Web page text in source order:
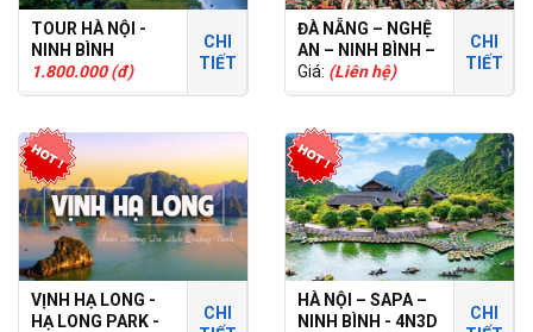
TOUR HÀ NỘI -
NINH BÌNH
1.800.000 (đ)
CHI
TIẾT
ĐÀ NẴNG – NGHỆ
AN – NINH BÌNH –
HÀ NỘI 5N4Đ
Giá: (Liên hệ)
CHI
TIẾT
VỊNH HẠ LONG -
HẠ LONG PARK -
CHI
HÀ NỘI – SAPA –
NINH BÌNH - 4N3D
CHI